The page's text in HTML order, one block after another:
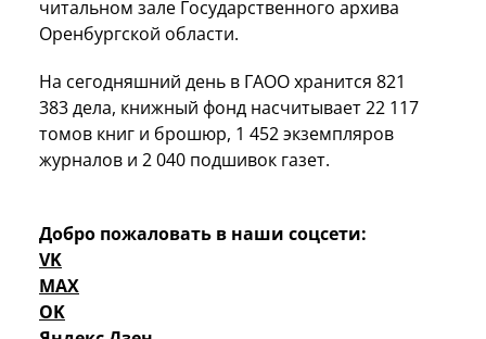
читальном зале Государственного архива
Оренбургской области.
На сегодняшний день в ГАОО хранится 821
383 дела, книжный фонд насчитывает 22 117
томов книг и брошюр, 1 452 экземпляров
журналов и 2 040 подшивок газет.
Добро пожаловать в наши соцсети:
VK
MAX
OK